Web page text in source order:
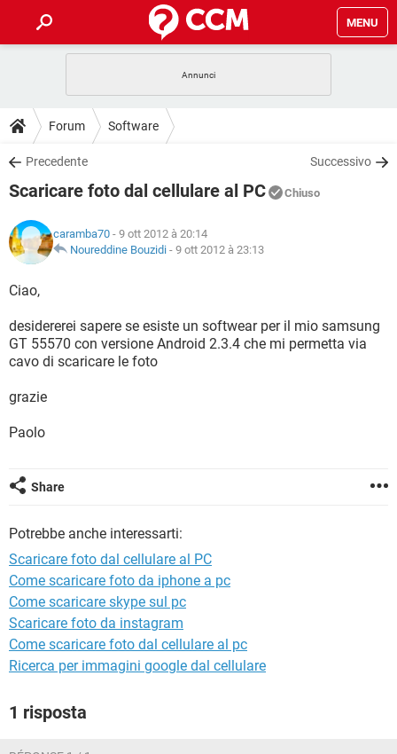
MENU
INTRATTENIMENTO
iOS
INSTAGRAM WHATSAPP
TIKTOK
HARDWARE
GUIDE
COVID-19
INSTAGRAM
TIKTOK
HARDWARE
DOWNLOAD
COVID-19 GAMING
INTRATTENIMENTO
iOS WINDOWS 10
INSTAGRAM
HARDWARE
COVID-19
INTRATTENIMENTO
iOS
INSTAGRAM WHATSAPP
TIKTOK
GLOSSARIO
COVID-19
iOS WINDOWS 10
TIKTOK
HARDWARE
Forum Software
Precedente Successivo
Scaricare foto dal cellulare al PC Chiuso
caramba70 - 9 ott 2012 à 20:14
Noureddine Bouzidi - 9 ott 2012 à 23:13
Ciao,
desidererei sapere se esiste un softwear per il mio samsung
GT 55570 con versione Android 2.3.4 che mi permetta via
cavo di scaricare le foto
grazie
Paolo
Share
Potrebbe anche interessarti:
Scaricare foto dal cellulare al PC
Come scaricare foto da iphone a pc
Come scaricare skype sul pc
Scaricare foto da instagram
Come scaricare foto dal cellulare al pc
Ricerca per immagini google dal cellulare
1 risposta